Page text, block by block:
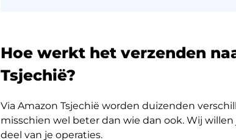
Hoe werkt het verzenden
Tsjechië?
Via Amazon Tsjechië worden duizenden
misschien wel beter dan wie dan ook. Wij
deel van je operaties.